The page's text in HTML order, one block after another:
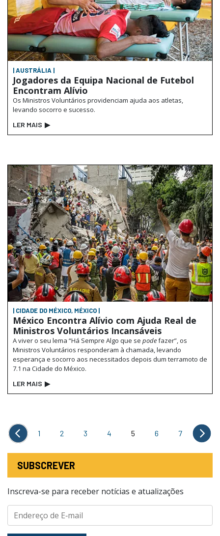
| AUSTRÁLIA |
Jogadores da Equipa Nacional de Futebol
Encontram Alívio
Os Ministros Voluntários providenciam ajuda aos atletas,
levando socorro e sucesso.
LER MAIS ▶
| CIDADE DO MÉXICO, MÉXICO |
México Encontra Alívio com Ajuda Real de
Ministros Voluntários Incansáveis
A viver o seu lema “Há Sempre Algo que se podefazer”, os
Ministros Voluntários responderam à chamada, levando
esperança e socorro aos necessitados depois dum terramoto de
7.1 na Cidade do México.
LER MAIS ▶
1 2 3 4 5 6 7
SUBSCREVER
Inscreva-se para receber notícias e atualizações